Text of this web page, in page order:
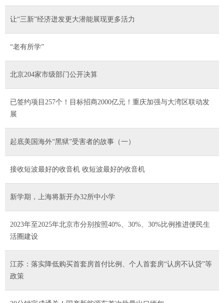
让“三新”经济迸发更大潜能展现更多活力
“老有所学”
北京204家市级部门公开决算
已签约项目257个！目标招商2000亿元！重庆加强与大湾区联动发
展
起底美国海外“黑狱”受害者的故事（一）
接收短波最好的收音机 收短波最好的收音机
新学期，上海将新开办32所中小学
2023年至2025年北京市分别按照40%、30%、30%比例推进便民生
活圈建设
江苏：落实降低购买首套房首付比例、个人首套房“认房不认贷”等
政策